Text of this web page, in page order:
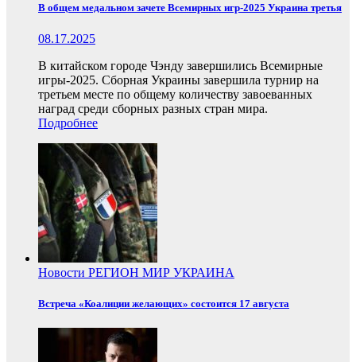
В общем медальном зачете Всемирных игр-2025 Украина третья
08.17.2025
В китайском городе Чэнду завершились Всемирные
игры-2025. Сборная Украины завершила турнир на
третьем месте по общему количеству завоеванных
наград среди сборных разных стран мира.
Подробнее
Новости РЕГИОН МИР УКРАИНА
Встреча «Коалиции желающих» состоится 17 августа